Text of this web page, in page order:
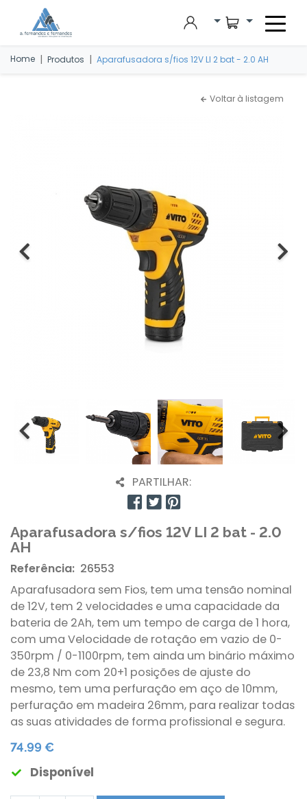
Skip to main content
Home | Produtos | Aparafusadora s/fios 12V LI 2 bat - 2.0 AH
Voltar à listagem
PARTILHAR:
Aparafusadora s/fios 12V LI 2 bat - 2.0
AH
Referência: 26553
Aparafusadora sem Fios, tem uma tensão nominal
de 12V, tem 2 velocidades e uma capacidade da
bateria de 2Ah, tem um tempo de carga de 1 hora,
com uma Velocidade de rotação em vazio de 0-
350rpm / 0-1100rpm, tem ainda um binário máximo
de 23,8 Nm com 20+1 posições de ajuste do
mesmo, tem uma perfuração em aço de 10mm,
perfuração em madeira 26mm, para realizar todas
as suas atividades de forma profissional e segura.
74.99 €
Disponível